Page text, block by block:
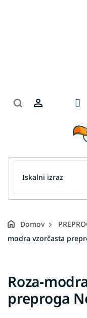
Domov
modra vzorčasta
Roza-
preproga